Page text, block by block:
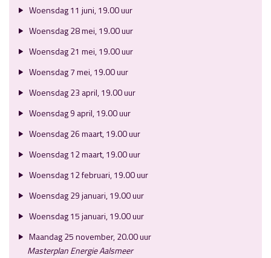
Woensdag 11 juni, 19.00 uur
Woensdag 28 mei, 19.00 uur
Woensdag 21 mei, 19.00 uur
Woensdag 7 mei, 19.00 uur
Woensdag 23 april, 19.00 uur
Woensdag 9 april, 19.00 uur
Woensdag 26 maart, 19.00 uur
Woensdag 12 maart, 19.00 uur
Woensdag 12 februari, 19.00 uur
Woensdag 29 januari, 19.00 uur
Woensdag 15 januari, 19.00 uur
Maandag 25 november, 20.00 uur
Masterplan Energie Aalsmeer